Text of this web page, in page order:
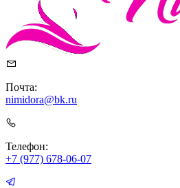
Почта:
nimidora@bk.ru
Телефон:
+7 (977) 678-06-07